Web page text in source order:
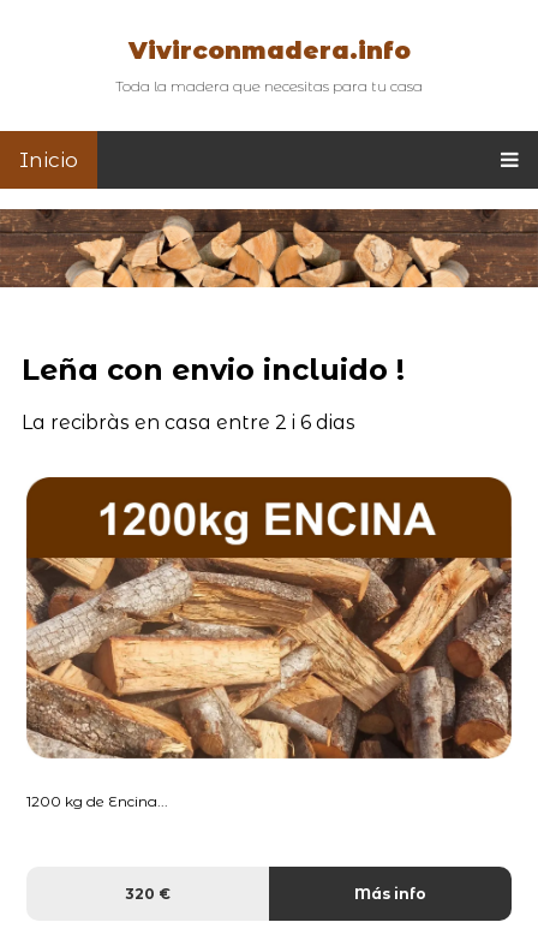
Vivirconmadera.info
Toda la madera que necesitas para tu casa
Inicio
Leña con envio incluido !
La recibràs en casa entre 2 i 6 dias
1200 kg de Encina...
320 € Más info